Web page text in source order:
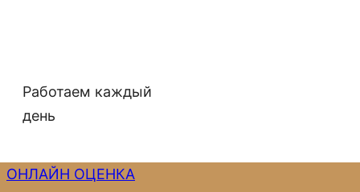
Работаем каждый
день
ОНЛАЙН ОЦЕНКА